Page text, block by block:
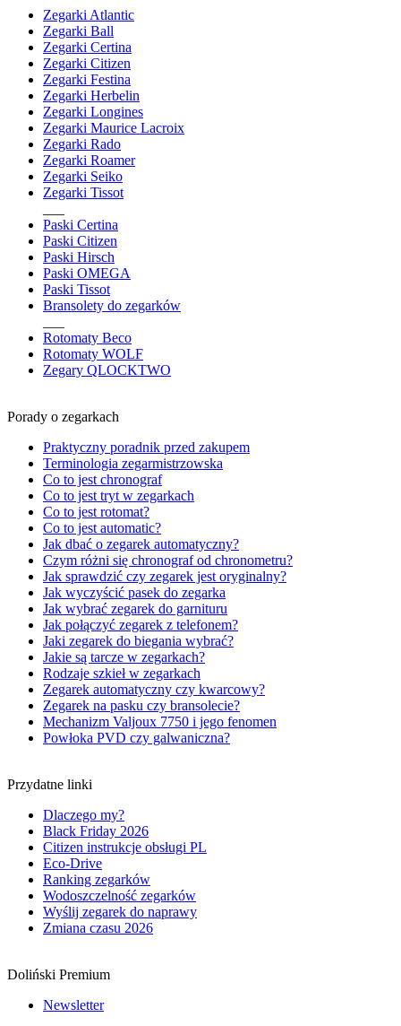
Zegarki Atlantic
Zegarki Ball
Zegarki Certina
Zegarki Citizen
Zegarki Festina
Zegarki Herbelin
Zegarki Longines
Zegarki Maurice Lacroix
Zegarki Rado
Zegarki Roamer
Zegarki Seiko
Zegarki Tissot
Paski Certina
Paski Citizen
Paski Hirsch
Paski OMEGA
Paski Tissot
Bransolety do zegarków
Rotomaty Beco
Rotomaty WOLF
Zegary QLOCKTWO
Porady o zegarkach
Praktyczny poradnik przed zakupem
Terminologia zegarmistrzowska
Co to jest chronograf
Co to jest tryt w zegarkach
Co to jest rotomat?
Co to jest automatic?
Jak dbać o zegarek automatyczny?
Czym różni się chronograf od chronometru?
Jak sprawdzić czy zegarek jest oryginalny?
Jak wyczyścić pasek do zegarka
Jak wybrać zegarek do garnituru
Jak połączyć zegarek z telefonem?
Jaki zegarek do biegania wybrać?
Jakie są tarcze w zegarkach?
Rodzaje szkieł w zegarkach
Zegarek automatyczny czy kwarcowy?
Zegarek na pasku czy bransolecie?
Mechanizm Valjoux 7750 i jego fenomen
Powłoka PVD czy galwaniczna?
Przydatne linki
Dlaczego my?
Black Friday 2026
Citizen instrukcje obsługi PL
Eco-Drive
Ranking zegarków
Wodoszczelność zegarków
Wyślij zegarek do naprawy
Zmiana czasu 2026
Doliński Premium
Newsletter